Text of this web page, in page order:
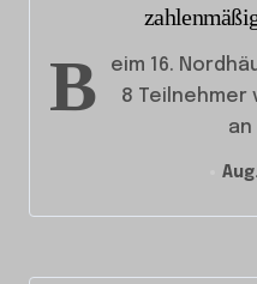
B
eim 16.
8 Teilnehmer
an